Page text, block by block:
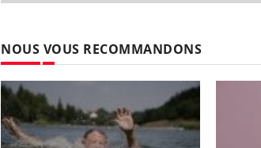
NOUS VOUS RECOMMANDONS